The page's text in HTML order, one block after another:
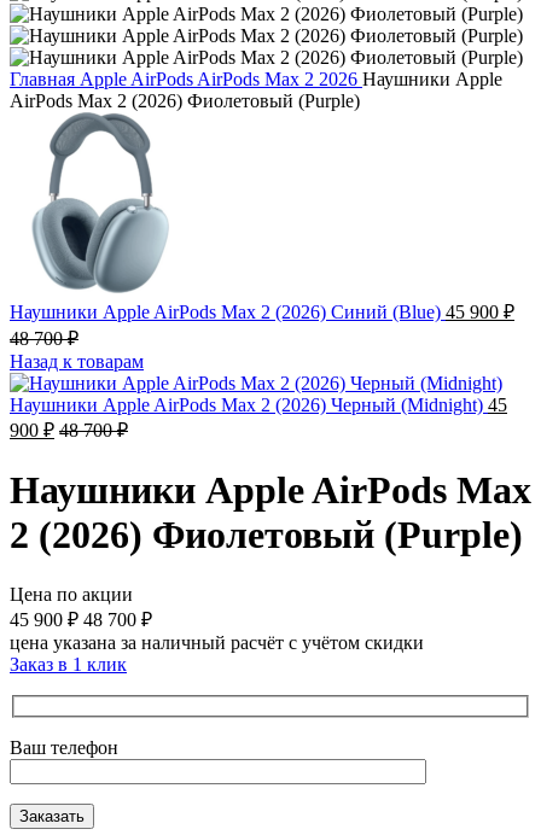
Главная Apple AirPods AirPods Max 2 2026 Наушники Apple
AirPods Max 2 (2026) Фиолетовый (Purple)
Наушники Apple AirPods Max 2 (2026) Синий (Blue) 45 900 ₽
48 700₽
Назад к товарам
Наушники Apple AirPods Max 2 (2026) Черный (Midnight) 45
900 ₽ 48 700₽
Наушники Apple AirPods Max
2 (2026) Фиолетовый (Purple)
Цена по акции
45 900 ₽ 48 700 ₽
цена указана за наличный расчёт с учётом скидки
Заказ в 1 клик
Ваш телефон